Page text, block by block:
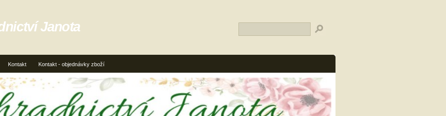
Kontakt Kontakt - objednávky zboží
Janota